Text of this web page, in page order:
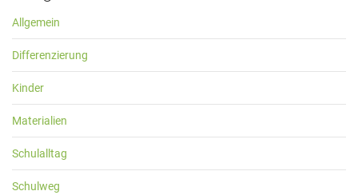
Allgemein
Differenzierung
Kinder
Materialien
Schulalltag
Schulweg